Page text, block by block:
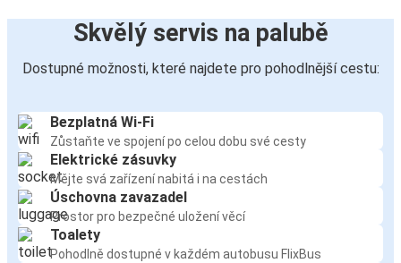
Skvělý servis na palubě
Dostupné možnosti, které najdete pro pohodlnější cestu:
Bezplatná Wi-Fi
Zůstaňte ve spojení po celou dobu své cesty
Elektrické zásuvky
Mějte svá zařízení nabitá i na cestách
Úschovna zavazadel
Prostor pro bezpečné uložení věcí
Toalety
Pohodlně dostupné v každém autobusu FlixBus